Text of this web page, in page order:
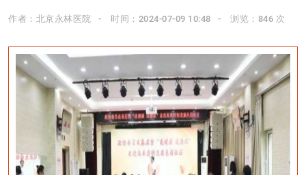
作者：北京永林医院 时间：2024-07-09 10:48 浏览：846 次